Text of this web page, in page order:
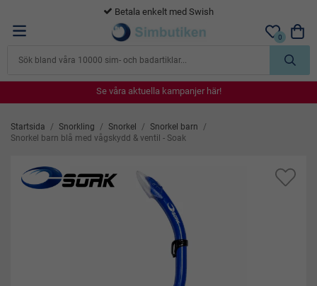
365 dagars öppet köp
0
Se våra aktuella kampanjer här!
Se våra aktuella kampanjer här!
Se våra aktuella kampanjer här!
Se våra aktuella kampanjer här!
Startsida / Snorkling / Snorkel / Snorkel barn
/
Snorkel barn blå med vågskydd & ventil - Soak